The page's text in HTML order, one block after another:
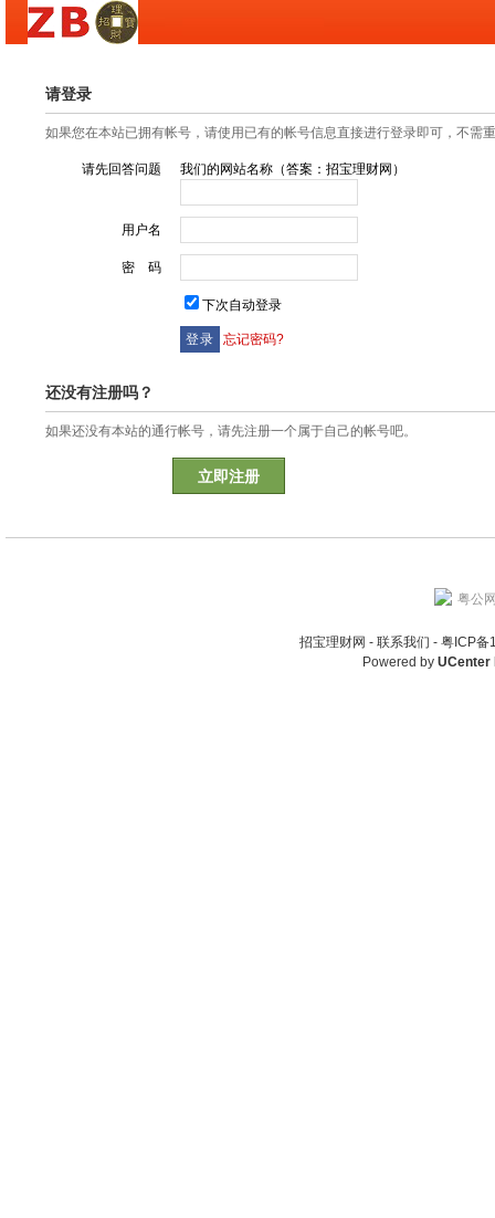
请登录
如果您在本站已拥有帐号，请使用已有的帐号信息直接进行登录即可，不需
请先回答问题 我们的网站名称（答案：招宝理财网）
用户名
密 码
下次自动登录
忘记密码?
还没有注册吗？
如果还没有本站的通行帐号，请先注册一个属于自己的帐号吧。
立即注册
粤公
招宝理财网 - 联系我们 - 粤ICP备
Powered by UCenter